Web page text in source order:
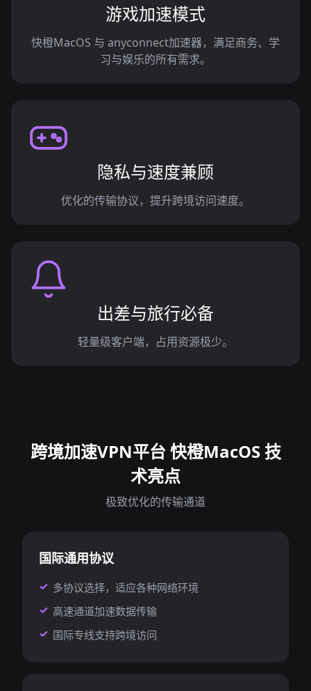
游戏加速模式
快橙MacOS 与 anyconnect加速器，满足商务、学
习与娱乐的所有需求。
隐私与速度兼顾
优化的传输协议，提升跨境访问速度。
出差与旅行必备
轻量级客户端，占用资源极少。
跨境加速VPN平台 快橙MacOS 技
术亮点
极致优化的传输通道
国际通用协议
多协议选择，适应各种网络环境
高速通道加速数据传输
国际专线支持跨境访问